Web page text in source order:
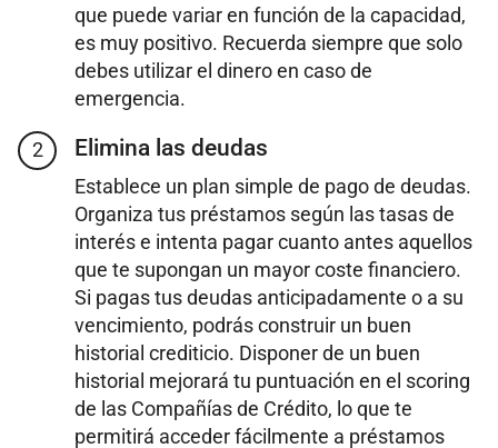
que puede variar en función de la capacidad,
es muy positivo. Recuerda siempre que solo
debes utilizar el dinero en caso de
emergencia.
2 Elimina las deudas
Establece un plan simple de pago de deudas.
Organiza tus préstamos según las tasas de
interés e intenta pagar cuanto antes aquellos
que te supongan un mayor coste financiero.
Si pagas tus deudas anticipadamente o a su
vencimiento, podrás construir un buen
historial crediticio. Disponer de un buen
historial mejorará tu puntuación en el scoring
de las Compañías de Crédito, lo que te
permitirá acceder fácilmente a préstamos